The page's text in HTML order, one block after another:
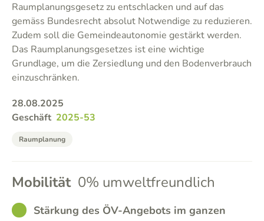
Raumplanungsgesetz zu entschlacken und auf das
gemäss Bundesrecht absolut Notwendige zu reduzieren.
Zudem soll die Gemeindeautonomie gestärkt werden.
Das Raumplanungsgesetzes ist eine wichtige
Grundlage, um die Zersiedlung und den Bodenverbrauch
einzuschränken.
28.08.2025
Geschäft 2025-53
Raumplanung
Mobilität 0% umweltfreundlich
GOODStärkung des ÖV-Angebots im ganzen